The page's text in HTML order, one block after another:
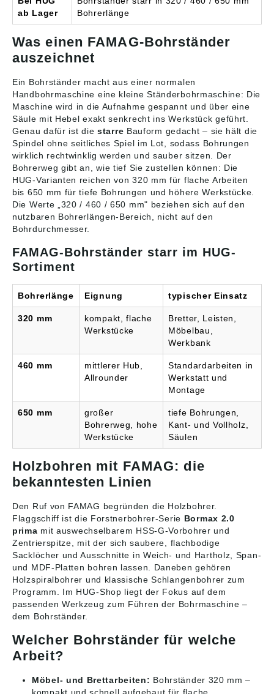
ab Lager
Bohrerlänge
Was einen FAMAG-Bohrständer
auszeichnet
Ein Bohrständer macht aus einer normalen
Handbohrmaschine eine kleine Ständerbohrmaschine: Die
Maschine wird in die Aufnahme gespannt und über eine
Säule mit Hebel exakt senkrecht ins Werkstück geführt.
Genau dafür ist die starre Bauform gedacht – sie hält die
Spindel ohne seitliches Spiel im Lot, sodass Bohrungen
wirklich rechtwinklig werden und sauber sitzen. Der
Bohrerweg gibt an, wie tief Sie zustellen können: Die
HUG-Varianten reichen von 320 mm für flache Arbeiten
bis 650 mm für tiefe Bohrungen und höhere Werkstücke.
Die Werte „320 / 460 / 650 mm" beziehen sich auf den
nutzbaren Bohrerlängen-Bereich, nicht auf den
Bohrdurchmesser.
FAMAG-Bohrständer starr im HUG-
Sortiment
Bohrerlänge Eignung typischer Einsatz
320 mm
kompakt, flache
Werkstücke
Bretter, Leisten,
Möbelbau,
Werkbank
460 mm
mittlerer Hub,
Allrounder
Standardarbeiten in
Werkstatt und
Montage
650 mm
großer
Bohrerweg, hohe
Werkstücke
tiefe Bohrungen,
Kant- und Vollholz,
Säulen
Holzbohren mit FAMAG: die
bekanntesten Linien
Den Ruf von FAMAG begründen die Holzbohrer.
Flaggschiff ist die Forstnerbohrer-Serie Bormax 2.0
prima mit auswechselbarem HSS-G-Vorbohrer und
Zentrierspitze, mit der sich saubere, flachbodige
Sacklöcher und Ausschnitte in Weich- und Hartholz, Span-
und MDF-Platten bohren lassen. Daneben gehören
Holzspiralbohrer und klassische Schlangenbohrer zum
Programm. Im HUG-Shop liegt der Fokus auf dem
passenden Werkzeug zum Führen der Bohrmaschine –
dem Bohrständer.
Welcher Bohrständer für welche
Arbeit?
Möbel- und Brettarbeiten: Bohrständer 320 mm –